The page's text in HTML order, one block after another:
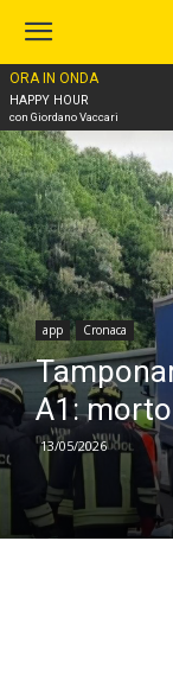
ORA IN ONDA
HAPPY HOUR
con Giordano Vaccari
Home
app Cronaca
A1:
13/05/2026